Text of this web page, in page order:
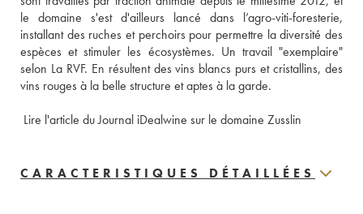
le domaine s'est d'ailleurs lancé dans l’agro-viti-foresterie,
installant des ruches et perchoirs pour permettre la diversité des
espèces et stimuler les écosystèmes. Un travail "exemplaire"
selon La RVF. En résultent des vins blancs purs et cristallins, des
vins rouges à la belle structure et aptes à la garde.
Lire l'article du Journal iDealwine sur le domaine Zusslin
CARACTERISTIQUES DÉTAILLÉES